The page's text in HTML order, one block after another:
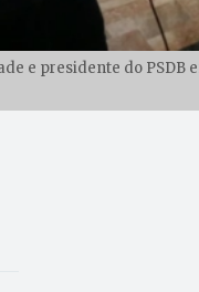
e presidente do PSDB